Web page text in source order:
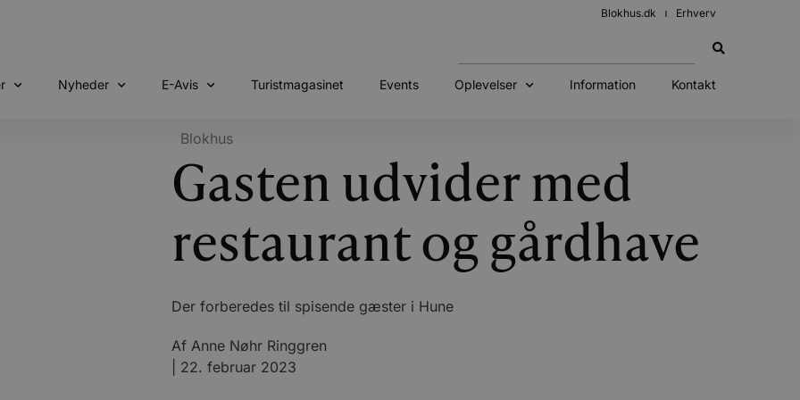
Blokhus.dk Erhverv
Nyheder E-Avis Turistmagasinet Events Oplevelser Information Kontakt
Blokhus
Gasten udvider med
restaurant og gårdhave
Der forberedes til spisende gæster i Hune
Af Anne Nøhr Ringgren
22. februar 2023